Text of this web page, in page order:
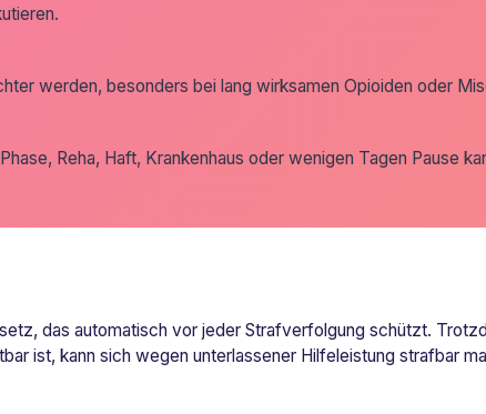
werden, besonders bei lang wirksamen Opioiden oder
Reha, Haft, Krankenhaus oder wenigen Tagen Pause
das automatisch vor jeder Strafverfolgung schützt.
ist, kann sich wegen unterlassener Hilfeleistung strafbar